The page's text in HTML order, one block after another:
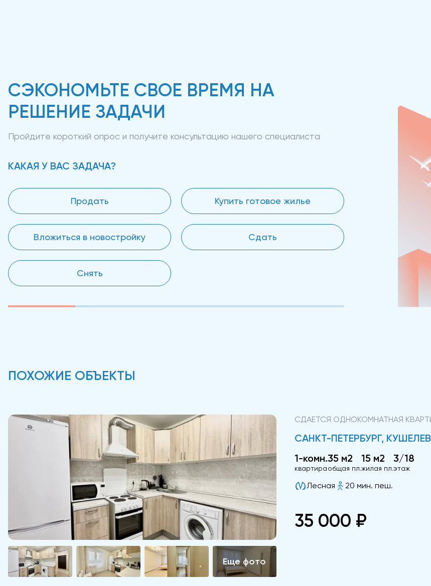
СЭКОНОМЬТЕ СВОЕ ВРЕМЯ НА
РЕШЕНИЕ ЗАДАЧИ
Пройдите короткий опрос и получите консультацию нашего специалиста
КАКАЯ У ВАС ЗАДАЧА?
Продать Купить готовое жилье
Вложиться в новостройку Сдать
Снять
ПОХОЖИЕ ОБЪЕКТЫ
СДАЕТСЯ ОДНОКОМНАТНАЯ
САНКТ-ПЕТЕРБУРГ,
1-комн.
квартира
35 м2
общая пл.
15 м2
жилая пл.
3/18
этаж
Лесная 20 мин. пеш.
35 000 ₽